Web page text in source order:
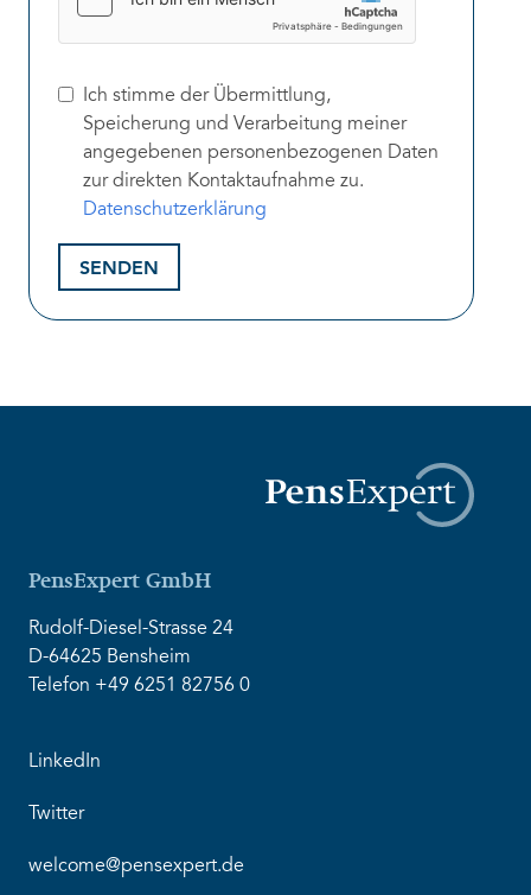
Ich stimme der Übermittlung,
Speicherung und Verarbeitung meiner
angegebenen personenbezogenen Daten
zur direkten Kontaktaufnahme zu.
Datenschutzerklärung
SENDEN
PensExpert GmbH
Rudolf-Diesel-Strasse 24
D-64625 Bensheim
Telefon +49 6251 82756 0
LinkedIn
Twitter
welcome@pensexpert.de